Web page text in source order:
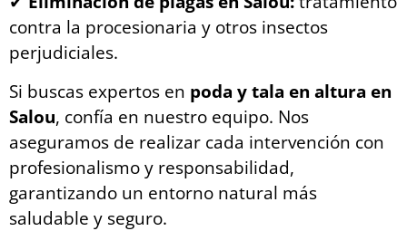
contra la procesionaria y otros insectos
perjudiciales.
Si buscas expertos en poda y tala en altura en
Salou, confía en nuestro equipo. Nos
aseguramos de realizar cada intervención con
profesionalismo y responsabilidad,
garantizando un entorno natural más
saludable y seguro.